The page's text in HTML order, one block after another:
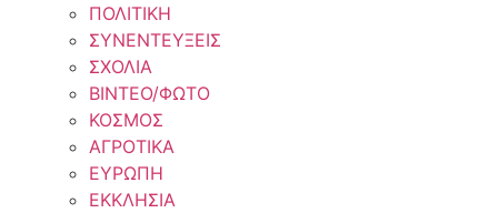
ΠΟΛΙΤΙΚΗ
ΣΥΝΕΝΤΕΥΞΕΙΣ
ΣΧΟΛΙΑ
ΒΙΝΤΕΟ/ΦΩΤΟ
ΚΟΣΜΟΣ
ΑΓΡΟΤΙΚΑ
ΕΥΡΩΠΗ
ΕΚΚΛΗΣΙΑ